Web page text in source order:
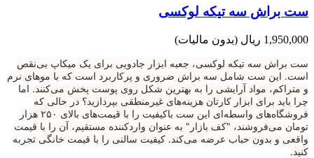
ست براش سه تیکه لوکسی
1,950,000 ریال
(بدون مالیات)
ست براش سه تیکه لوکسی، جعبه ابزار جادویی برای یک میکاپ بی‌نقص
است. این ست شامل سه براش ضروری و پرکاربرد است که با موهای نرم
و متراکم، مواد آرایشی را به بهترین شکل روی پوست پخش می‌کنند. اما
چرا باید برای ابزار کارتان هزینه‌های غیرمنطقی بپردازید؟ در حالی که
فروشگاه‌های واسطه‌ای این ست باکیفیت را با قیمت‌های بالای ۲۵۰ هزار
تومان می‌فروشند، "کف بازار" به عنوان واردکننده مستقیم، آن را با قیمت
واقعی و بدون حباب عرضه می‌کند. کیفیت سالنی را با قیمت خانگی تجربه
کنید.